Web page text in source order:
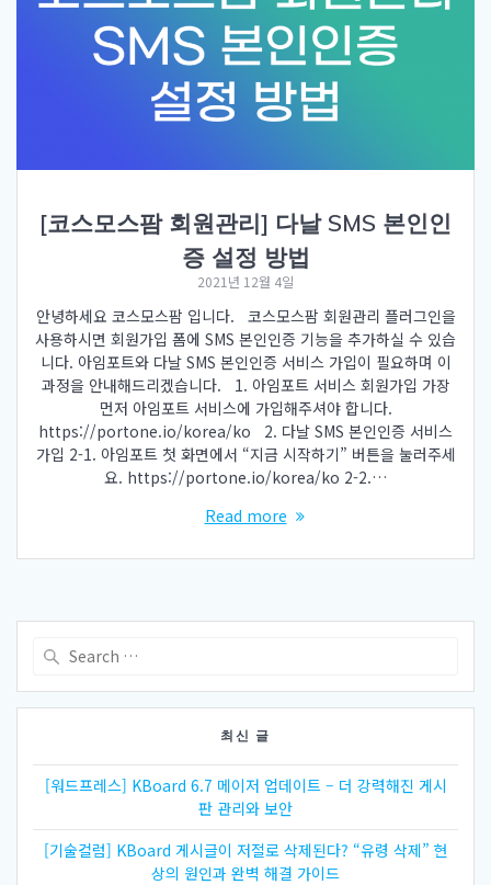
[코스모스팜 회원관리] 다날 SMS 본인인
증 설정 방법
2021년 12월 4일
안녕하세요 코스모스팜 입니다. 코스모스팜 회원관리 플러그인을
사용하시면 회원가입 폼에 SMS 본인인증 기능을 추가하실 수 있습
니다. 아임포트와 다날 SMS 본인인증 서비스 가입이 필요하며 이
과정을 안내해드리겠습니다. 1. 아임포트 서비스 회원가입 가장
먼저 아임포트 서비스에 가입해주셔야 합니다.
https://portone.io/korea/ko 2. 다날 SMS 본인인증 서비스
가입 2-1. 아임포트 첫 화면에서 “지금 시작하기” 버튼을 눌러주세
요. https://portone.io/korea/ko 2-2.…
Read more
최신 글
[워드프레스] KBoard 6.7 메이저 업데이트 – 더 강력해진 게시
판 관리와 보안
[기술컬럼] KBoard 게시글이 저절로 삭제된다? “유령 삭제” 현
상의 원인과 완벽 해결 가이드